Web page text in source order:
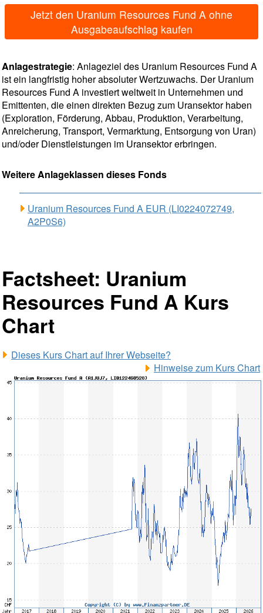
Jetzt den Uranium Resources Fund A ohne
Ausgabeaufschlag kaufen
Anlagestrategie: Anlageziel des Uranium Resources Fund A
ist ein langfristig hoher absoluter Wertzuwachs. Der Uranium
Resources Fund A investiert weltweit in Unternehmen und
Emittenten, die einen direkten Bezug zum Uransektor haben
(Exploration, Förderung, Abbau, Produktion, Verarbeitung,
Anreicherung, Transport, Vermarktung, Entsorgung von Uran)
und/oder Dienstleistungen im Uransektor erbringen.
Weitere Anlageklassen dieses Fonds
Uranium Resources Fund A EUR (LI0224072749,
A2P0S6)
Factsheet: Uranium
Resources Fund A Kurs
Chart
Dieses Kurs Chart auf Ihrer Webseite?
Hinweise zum Kurs Chart